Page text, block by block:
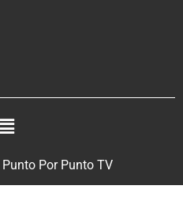
Por Punto TV